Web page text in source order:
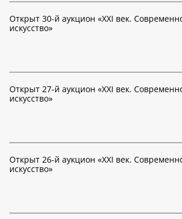
Открыт 30-й аукцион «XXI век.
искусство»
Открыт 27-й аукцион «XXI век.
искусство»
Открыт 26-й аукцион «XXI век.
искусство»